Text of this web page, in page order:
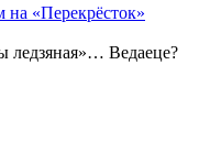
«Перекрёсток»
ледзяная»… Ведаеце?